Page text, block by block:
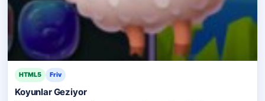
HTML5 Friv
Koyunlar Geziyor